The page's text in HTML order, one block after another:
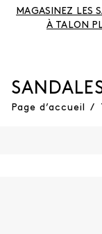
MAGASINEZ LES
À TALON
Page d’accueil /